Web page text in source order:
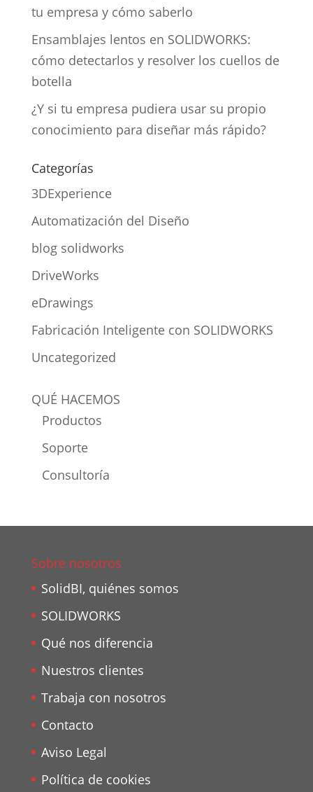
tu empresa y cómo saberlo
Ensamblajes lentos en SOLIDWORKS:
cómo detectarlos y resolver los cuellos de
botella
¿Y si tu empresa pudiera usar su propio
conocimiento para diseñar más rápido?
Categorías
3DExperience
Automatización del Diseño
blog solidworks
DriveWorks
eDrawings
Fabricación Inteligente con SOLIDWORKS
Uncategorized
QUÉ HACEMOS
Productos
Soporte
Consultoría
Sobre nosotros
SolidBI, quiénes somos
SOLIDWORKS
Qué nos diferencia
Nuestros clientes
Trabaja con nosotros
Contacto
Aviso Legal
Política de cookies